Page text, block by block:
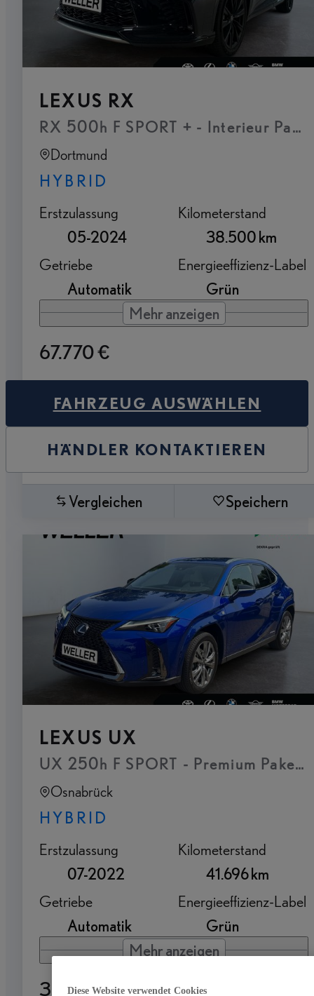
LEXUS RX
RX 500h F SPORT + - Interieur
Dortmund
HYBRID
Erstzulassung
05-2024
Kilometerstand
38.500 km
Getriebe
Automatik
Energieeffizienz-Label
Grün
Mehr anzeigen
67.770 €
FAHRZEUG AUSWÄHLEN
HÄNDLER KONTAKTIEREN
Vergleichen Speichern
LEXUS UX
UX 250h F SPORT - Premium Paket
Osnabrück
HYBRID
Erstzulassung
07-2022
Kilometerstand
41.696 km
Getriebe
Automatik
Energieeffizienz-Label
Grün
Mehr anzeigen
33.990 €
Diese Website verwendet Cookies